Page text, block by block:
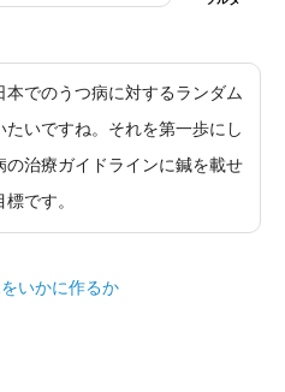
本でのうつ病に対するランダム
たいですね。それを第一歩にし
の治療ガイドラインに鍼を載せ
です。
いかに作るか